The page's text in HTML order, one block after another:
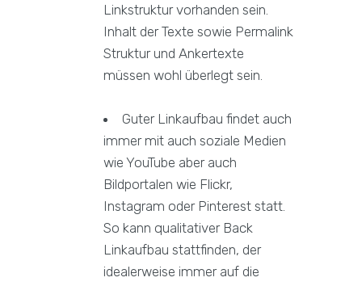
Linkstruktur vorhanden sein.
Inhalt der Texte sowie Permalink
Struktur und Ankertexte
müssen wohl überlegt sein.
Guter Linkaufbau findet auch
immer mit auch soziale Medien
wie YouTube aber auch
Bildportalen wie Flickr,
Instagram oder Pinterest statt.
So kann qualitativer Back
Linkaufbau stattfinden, der
idealerweise immer auf die